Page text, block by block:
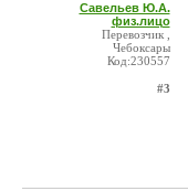
Савельев Ю.А.
физ.лицо
Перевозчик ,
Чебоксары
Код:230557
#3